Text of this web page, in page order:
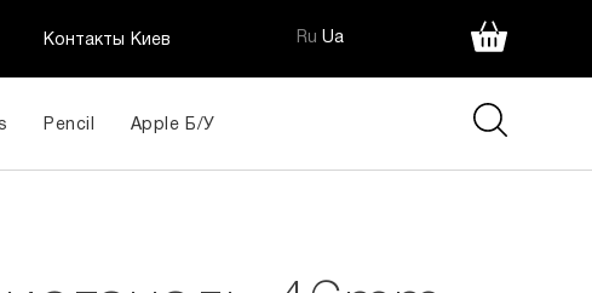
Контакты Киев Ru Ua
Pencil Apple Б/У